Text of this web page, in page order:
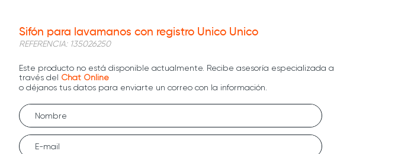
Sifón para lavamanos con registro Unico Unico
REFERENCIA: 135026250